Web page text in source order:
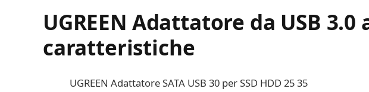
UGREEN Adattatore da USB
caratteristiche
UGREEN Adattatore SATA USB 30 per SSD HDD 25 35